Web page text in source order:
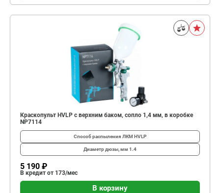
Краскопульт HVLP с верхним баком, сопло 1,4 мм, в коробке
NP7114
Способ распыления ЛКМ HVLP
Диаметр дюзы, мм 1.4
5 190 ₽
В кредит от 173/мес
В корзину